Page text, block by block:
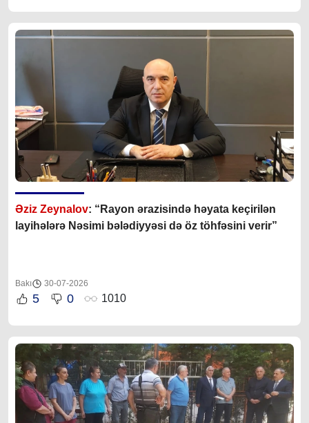
Əziz Zeynalov: “Rayon ərazisində həyata keçirilən
layihələrə Nəsimi bələdiyyəsi də öz töhfəsini verir”
Bakı 30-07-2026
5 0 1010